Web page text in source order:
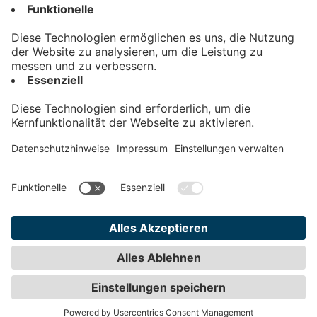
Kontakt
Impressum
Teilnahmebedingungen
Privatsphäre